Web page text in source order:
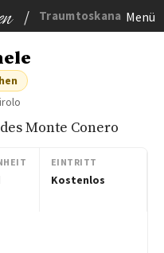
/ Traumtoskana Menü
Monte Conero
EINTRITT
Kostenlos